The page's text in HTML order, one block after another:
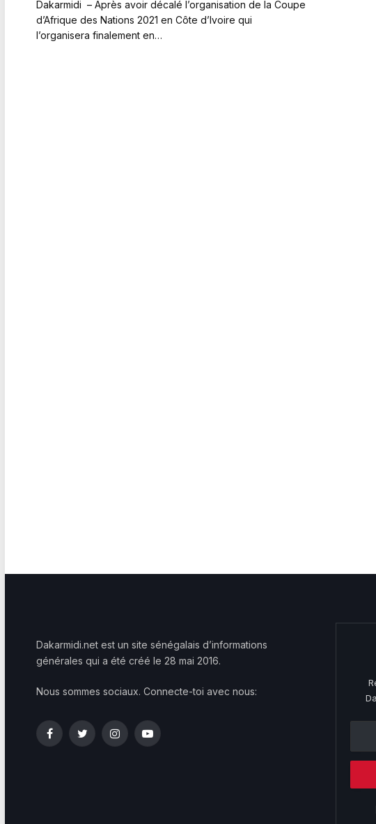
Dakarmidi – Après avoir décalé l’organisation de la Coupe
d’Afrique des Nations 2021 en Côte d’Ivoire qui
l’organisera finalement en…
Dakarmidi.net est un site sénégalais d’informations
générales qui a été créé le 28 mai 2016.
Nous sommes sociaux. Connecte-toi avec nous:
FacebookTwitterInstagramYouTube